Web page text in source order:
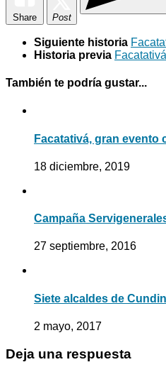
Share Post
Siguiente historia
Historia previa
También te podría gustar...
Facatativá, gran evento
18 diciembre, 2019
Campaña
27 septiembre, 2016
Siete alcaldes de
2 mayo, 2017
Deja una respuesta